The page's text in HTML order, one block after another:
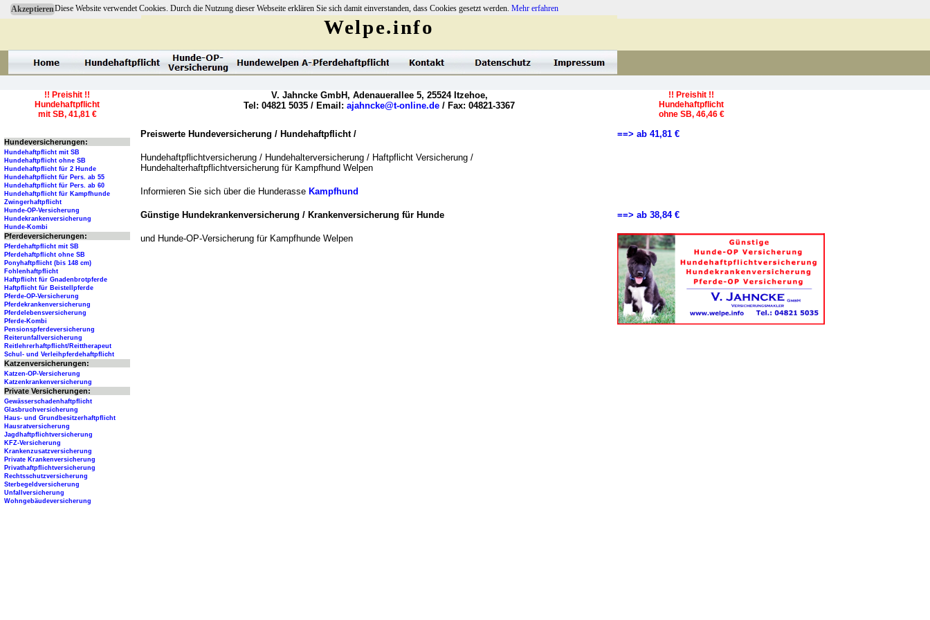
AkzeptierenDiese Website verwendet Cookies. Durch die Nutzung dieser Webseite erklären Sie sich damit einverstanden, dass Cookies gesetzt werden. Mehr erfahren
Preiswerte Hundeversicherung / Hundehaftpflicht /
Hundehaftpflichtversicherung / Hundehalterversicherung / Haftpflicht Versicherung /
Hundehalterhaftpflichtversicherung für Kampfhund Welpen
Informieren Sie sich über die Hunderasse Kampfhund
Günstige Hundekrankenversicherung / Krankenversicherung für Hunde
und Hunde-OP-Versicherung für Kampfhunde Welpen
==> ab 41,81 €
==> ab 38,84 €
Welpe.info
V. Jahncke GmbH, Adenauerallee 5, 25524 Itzehoe,
Tel: 04821 5035 / Email: ajahncke@t-online.de / Fax: 04821-3367
!! Preishit !!
Hundehaftpflicht
mit SB, 41,81 €
!! Preishit !!
Hundehaftpflicht
ohne SB, 46,46 €
Hundeversicherungen:
Hundehaftpflicht mit SB
Hundehaftpflicht ohne SB
Hundehaftpflicht für 2 Hunde
Hundehaftpflicht für Pers. ab 55
Hundehaftpflicht für Pers. ab 60
Hundehaftpflicht für Kampfhunde
Zwingerhaftpflicht
Hunde-OP-Versicherung
Hundekrankenversicherung
Hunde-Kombi
Pferdeversicherungen:
Pferdehaftpflicht mit SB
Pferdehaftpflicht ohne SB
Ponyhaftpflicht (bis 148 cm)
Fohlenhaftpflicht
Haftpflicht für Gnadenbrotpferde
Haftpflicht für Beistellpferde
Pferde-OP-Versicherung
Pferdekrankenversicherung
Pferdelebensversicherung
Pferde-Kombi
Pensionspferdeversicherung
Reiterunfallversicherung
Reitlehrerhaftpflicht/Reittherapeut
Schul- und Verleihpferdehaftpflicht
Katzenversicherungen:
Katzen-OP-Versicherung
Katzenkrankenversicherung
Private Versicherungen:
Gewässerschadenhaftpflicht
Glasbruchversicherung
Haus- und Grundbesitzerhaftpflicht
Hausratversicherung
Jagdhaftpflichtversicherung
KFZ-Versicherung
Krankenzusatzversicherung
Private Krankenversicherung
Privathaftpflichtversicherung
Rechtsschutzversicherung
Sterbegeldversicherung
Unfallversicherung
Wohngebäudeversicherung